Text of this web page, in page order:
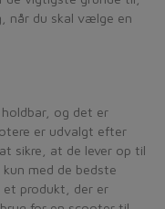
når du skal vælge en
og det er
er udvalgt efter
sikre, at de lever op til
med de bedste
et produkt, der er